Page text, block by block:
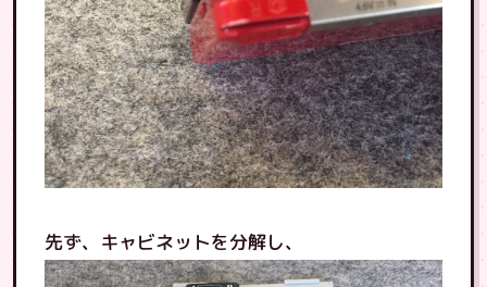
先ず、キャビネットを分解し、